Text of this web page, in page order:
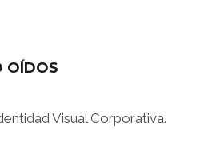
OÍDOS
Visual Corporativa.